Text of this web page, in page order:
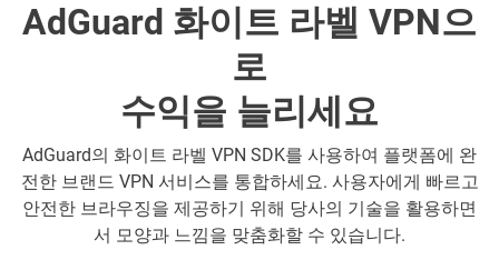
AdGuard 화이트 라벨 VPN으
로
수익을 늘리세요
AdGuard의 화이트 라벨 VPN SDK를 사용하여 플랫폼에 완
전한 브랜드 VPN 서비스를 통합하세요. 사용자에게 빠르고
안전한 브라우징을 제공하기 위해 당사의 기술을 활용하면
서 모양과 느낌을 맞춤화할 수 있습니다.